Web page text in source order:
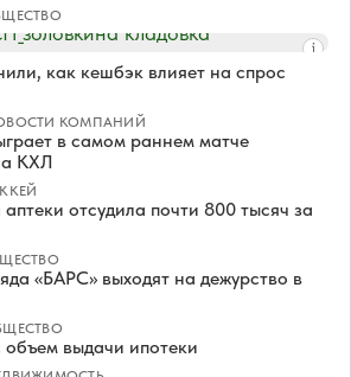
как кешбэк влияет на спрос
КОМПАНИЙ
в самом раннем матче
КХЛ
отсудила почти 800 тысяч за
«БАРС» выходят на дежурство в
выдачи ипотеки